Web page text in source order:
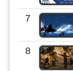
7
8